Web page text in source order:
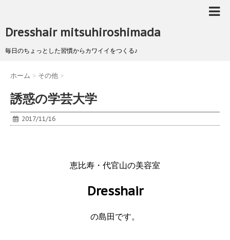
Dresshair mitsuhiroshimada
毎日のちょっとした習慣からカワイイをつくる♪
ホーム > その他 >
誘惑の学芸大学
2017/11/16
恵比寿・代官山の美容室
Dresshair
の島田です。